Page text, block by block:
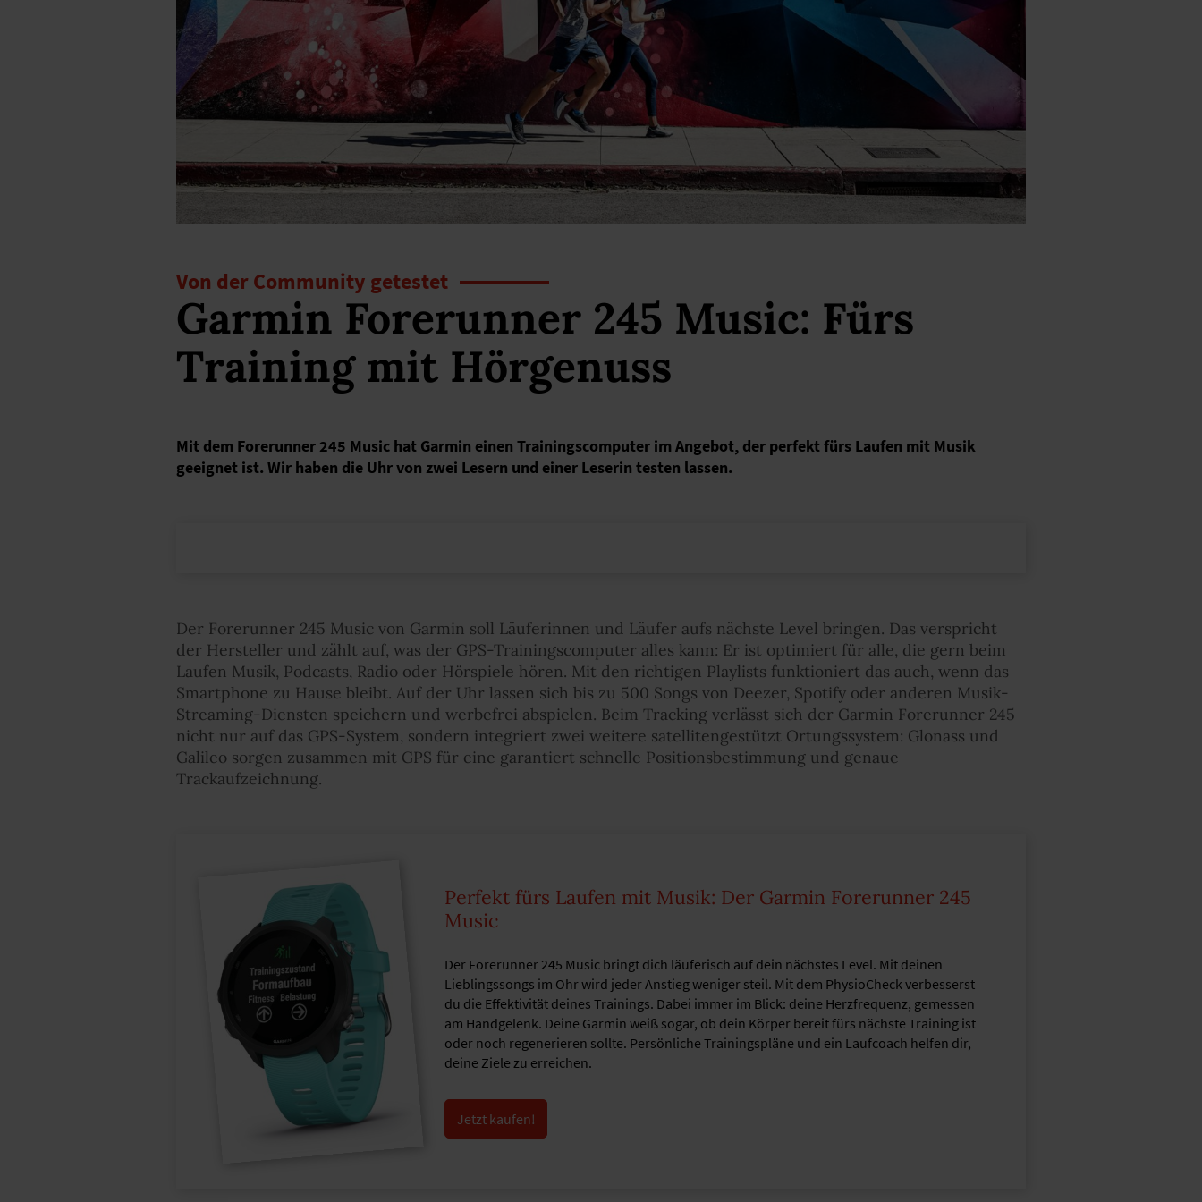
Von der Community getestet
Garmin Forerunner 245 Music: Fürs
Training mit Hörgenuss
Mit dem Forerunner 245 Music hat Garmin einen Trainingscomputer im Angebot, der perfekt fürs Laufen mit Musik
geeignet ist. Wir haben die Uhr von zwei Lesern und einer Leserin testen lassen.
Der Forerunner 245 Music von Garmin soll Läuferinnen und Läufer aufs nächste Level bringen. Das verspricht
der Hersteller und zählt auf, was der GPS-Trainingscomputer alles kann: Er ist optimiert für alle, die gern beim
Laufen Musik, Podcasts, Radio oder Hörspiele hören. Mit den richtigen Playlists funktioniert das auch, wenn das
Smartphone zu Hause bleibt. Auf der Uhr lassen sich bis zu 500 Songs von Deezer, Spotify oder anderen Musik-
Streaming-Diensten speichern und werbefrei abspielen. Beim Tracking verlässt sich der Garmin Forerunner 245
nicht nur auf das GPS-System, sondern integriert zwei weitere satellitengestützt Ortungssystem: Glonass und
Galileo sorgen zusammen mit GPS für eine garantiert schnelle Positionsbestimmung und genaue
Trackaufzeichnung.
Perfekt fürs Laufen mit Musik: Der Garmin Forerunner 245
Music
Der Forerunner 245 Music bringt dich läuferisch auf dein nächstes Level. Mit deinen
Lieblingssongs im Ohr wird jeder Anstieg weniger steil. Mit dem PhysioCheck verbesserst
du die Effektivität deines Trainings. Dabei immer im Blick: deine Herzfrequenz, gemessen
am Handgelenk. Deine Garmin weiß sogar, ob dein Körper bereit fürs nächste Training ist
oder noch regenerieren sollte. Persönliche Trainingspläne und ein Laufcoach helfen dir,
deine Ziele zu erreichen.
Jetzt kaufen!